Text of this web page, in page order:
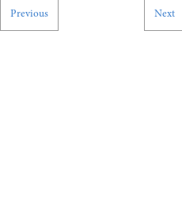
Next
Previous